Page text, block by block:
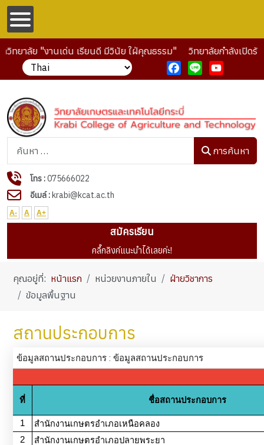
ยาลัย "งานเด่น เรียนดี มีวินัย ใฝ่คุณธรรม" วิทยาลัยกำลังเปิดรั
Facebook
Line YouTube
การค้นหา การค้นหา
โทร :075666022
อีเมล์ :krabi@kcat.ac.th
A- A A+
สมัครเรียน
คลื๊กลิงค์แนะนำได้เลยค่ะ!
คุณอยู่ที่: หน้าแรก หน่วยงานภายใน
ฝ่ายวิชาการ
ข้อมูลพื้นฐาน
สถานประกอบการ